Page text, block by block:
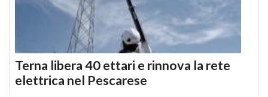
Terna libera 40 ettari e rinnova la rete
elettrica nel Pescarese